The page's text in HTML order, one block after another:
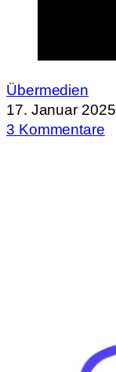
Übermedien
17. Januar 2025
3 Kommentare